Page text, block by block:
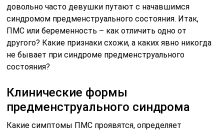
довольно часто девушки путают с начавшимся
синдромом предменструального состояния. Итак,
ПМС или беременность – как отличить одно от
другого? Какие признаки схожи, а каких явно никогда
не бывает при синдроме предменструального
состояния?
Клинические формы
предменструального синдрома
Какие симптомы ПМС проявятся, определяет